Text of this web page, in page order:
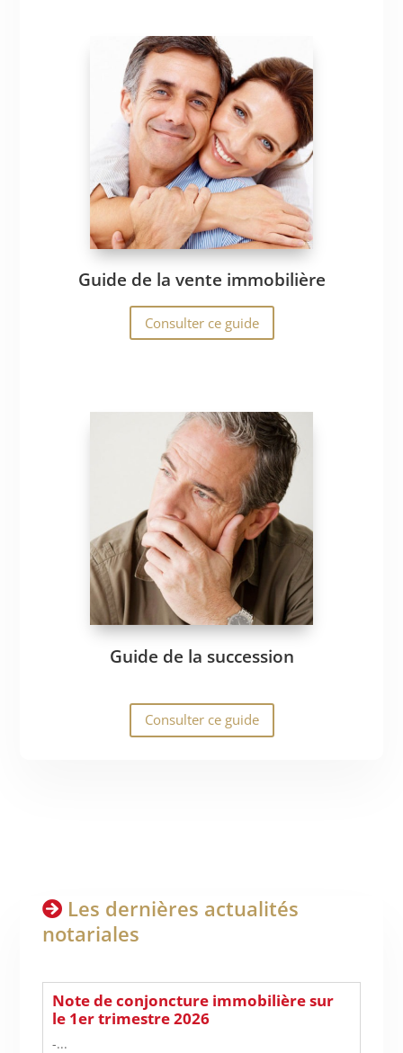
Guide de la vente immobilière
Consulter ce guide
Guide de la succession
Consulter ce guide
Les dernières actualités
notariales
Note de conjoncture immobilière sur
le 1er trimestre 2026
-...